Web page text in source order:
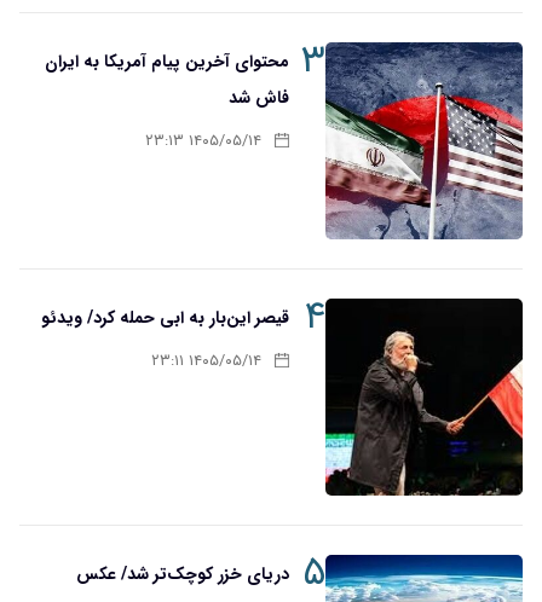
۳ محتوای آخرین پیام آمریکا به ایران
فاش شد
۱۴۰۵/۰۵/۱۴ ۲۳:۱۳
۴ قیصر این‌بار به ابی حمله کرد/ ویدئو
۱۴۰۵/۰۵/۱۴ ۲۳:۱۱
۵ دریای خزر کوچک‌تر شد/ عکس